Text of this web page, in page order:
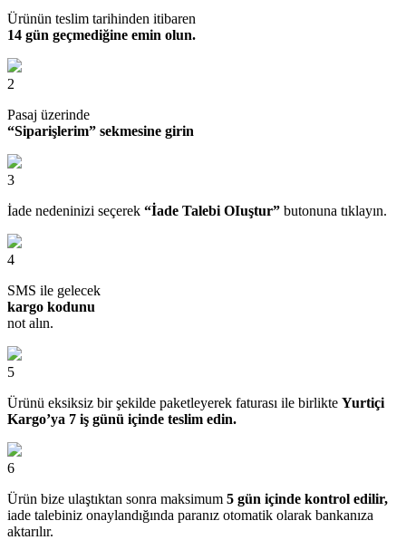
Ürünün teslim tarihinden itibaren
14 gün geçmediğine emin olun.
2
Pasaj üzerinde
“Siparişlerim” sekmesine girin
3
İade nedeninizi seçerek “İade Talebi OIuştur” butonuna tıklayın.
4
SMS ile gelecek
kargo kodunu
not alın.
5
Ürünü eksiksiz bir şekilde paketleyerek faturası ile birlikte Yurtiçi
Kargo’ya 7 iş günü içinde teslim edin.
6
Ürün bize ulaştıktan sonra maksimum 5 gün içinde kontrol edilir,
iade talebiniz onaylandığında paranız otomatik olarak bankanıza
aktarılır.